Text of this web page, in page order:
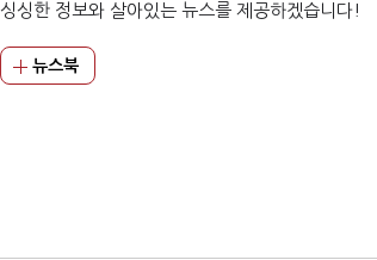
싱싱한 정보와 살아있는 뉴스를 제공하겠습니다!
뉴스북